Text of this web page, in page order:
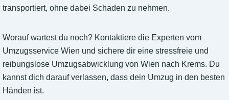
transportiert, ohne dabei Schaden zu nehmen.
Worauf wartest du noch? Kontaktiere die Experten vom
Umzugsservice Wien und sichere dir eine stressfreie und
reibungslose Umzugsabwicklung von Wien nach Krems. Du
kannst dich darauf verlassen, dass dein Umzug in den besten
Händen ist.